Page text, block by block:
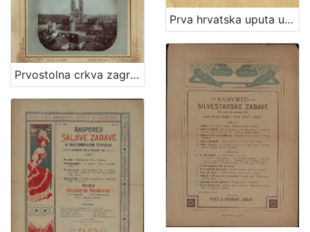
Prva hrvatska uputa u glasoviranje : za djecu i odrasle samouke / sastavio Fr. Š. Kuhač
Prvostolna crkva zagrebačka / Atelier Mosinger